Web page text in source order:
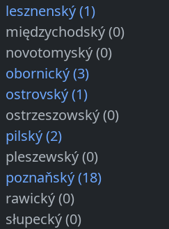
lesznenský (1)
międzychodský (0)
novotomyský (0)
obornický (3)
ostrovský (1)
ostrzeszowský (0)
pilský (2)
pleszewský (0)
poznaňský (18)
rawický (0)
słupecký (0)